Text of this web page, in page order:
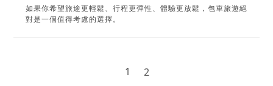
如果你希望旅途更輕鬆、行程更彈性、體驗更放鬆，包車旅遊絕
對是一個值得考慮的選擇。
1 2